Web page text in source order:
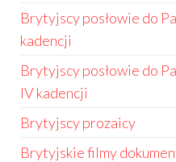
Brytyjscy posłowie do
kadencji
Brytyjscy posłowie do
IV kadencji
Brytyjscy prozaicy
Brytyjskie filmy